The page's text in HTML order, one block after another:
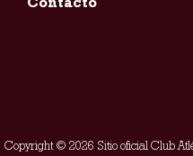
Copyright © 2026 Sitio oficial Club